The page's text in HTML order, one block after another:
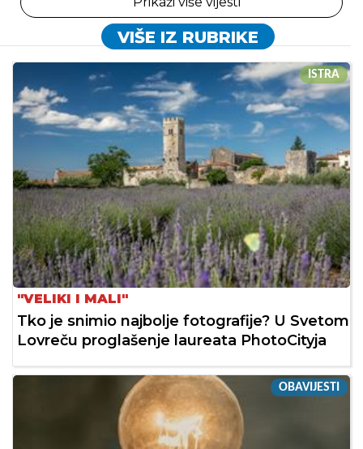
VIŠE IZ RUBRIKE
ISTRA
"VELIKI I MALI"
Tko je snimio najbolje fotografije? U Svetom
Lovreču proglašenje laureata PhotoCityja
OBAVIJESTI